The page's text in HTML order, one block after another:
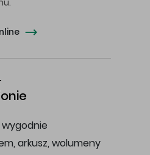
arkusz, wolumeny